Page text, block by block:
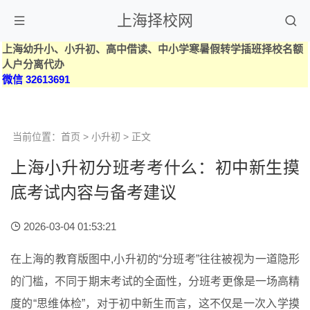
上海择校网
上海幼升小、小升初、高中借读、中小学寒暑假转学插班择校名额
人户分离代办
微信 32613691
当前位置： 首页 > 小升初 > 正文
上海小升初分班考考什么：初中新生摸
底考试内容与备考建议
2026-03-04 01:53:21
在上海的教育版图中,小升初的“分班考”往往被视为一道隐形
的门槛，不同于期末考试的全面性，分班考更像是一场高精
度的“思维体检”，对于初中新生而言，这不仅是一次入学摸